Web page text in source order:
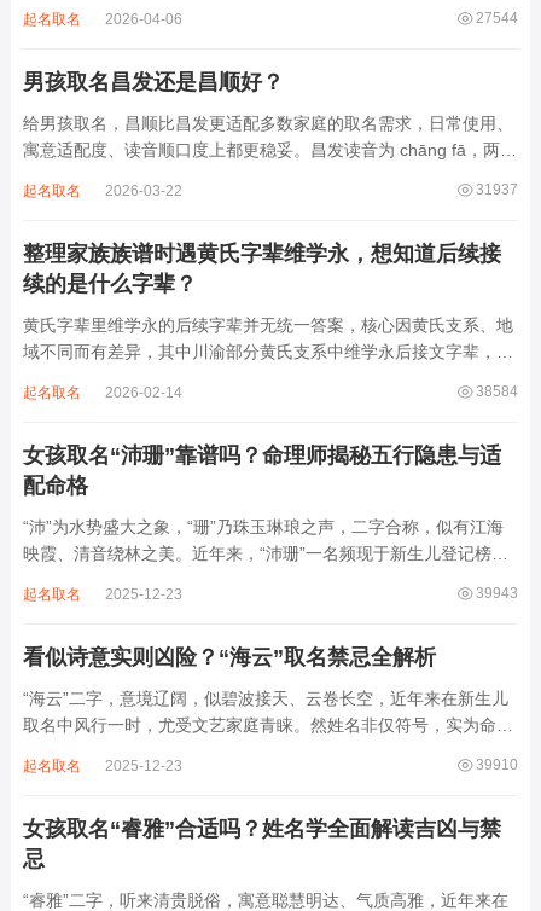
急促的鼓点，这类音频本身具备静心的基础特质。睡前思绪繁杂、
27544
起名取名 2026-04-06
男孩取名昌发还是昌顺好？
给男孩取名，昌顺比昌发更适配多数家庭的取名需求，日常使用、
寓意适配度、读音顺口度上都更稳妥。昌发读音为 chāng fā，两个
离叫名字时辨识度不高。昌字本义为兴盛、繁茂，发字核心指向发
31937
起名取名 2026-03-22
整理家族族谱时遇黄氏字辈维学永，想知道后续接
续的是什么字辈？
黄氏字辈里维学永的后续字辈并无统一答案，核心因黄氏支系、地
域不同而有差异，其中川渝部分黄氏支系中维学永后接文字辈，完
某支系的续修字辈，在安岳、岳池一带的黄氏族谱里能明确查到，
38584
起名取名 2026-02-14
女孩取名“沛珊”靠谱吗？命理师揭秘五行隐患与适
配命格
“沛”为水势盛大之象，“珊”乃珠玉琳琅之声，二字合称，似有江海
映霞、清音绕林之美。近年来，“沛珊”一名频现于新生儿登记榜
雅符号，实为命理五行流转之枢纽。一字之选，关乎气场平衡。沛
39943
起名取名 2025-12-23
看似诗意实则凶险？“海云”取名禁忌全解析
“海云”二字，意境辽阔，似碧波接天、云卷长空，近年来在新生儿
取名中风行一时，尤受文艺家庭青睐。然姓名非仅符号，实为命局
滔天，木浮无根，阴气过重，易致意志不坚、事业漂泊、健康受
39910
起名取名 2025-12-23
女孩取名“睿雅”合适吗？姓名学全面解读吉凶与禁
忌
“睿雅”二字，听来清贵脱俗，寓意聪慧明达、气质高雅，近年来在